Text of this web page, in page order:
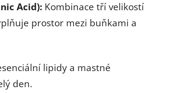
Acid): Kombinace tří velikostí
prostor mezi buňkami a
lipidy a mastné
den.